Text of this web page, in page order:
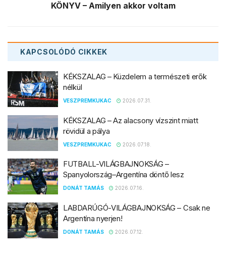
KÖNYV – Amilyen akkor voltam
KAPCSOLÓDÓ CIKKEK
KÉKSZALAG – Küzdelem a természeti erők
nélkül
VESZPREMKUKAC 2026.07.31.
KÉKSZALAG – Az alacsony vízszint miatt
rövidül a pálya
VESZPREMKUKAC 2026.07.18.
FUTBALL-VILÁGBAJNOKSÁG –
Spanyolország–Argentína döntő lesz
DONÁT TAMÁS 2026.07.16.
LABDARÚGÓ-VILÁGBAJNOKSÁG – Csak ne
Argentína nyerjen!
DONÁT TAMÁS 2026.07.12.